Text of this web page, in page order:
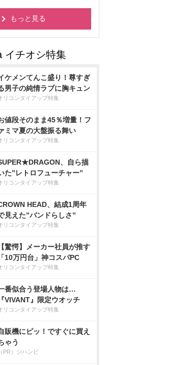
もっと見る
ケメンてんこ盛り！尊すぎ
男子の純情ラブに胸キュン
リコンタイアップ特集
値段そのまま45％増量！フ
ミマ夏の大盤振る舞い
リコンタイアップ特集
、自ら描
た”レトロフューチャー”
リコンタイアップ特集
HEAD、結成1周年
見えた”バンドらしさ”
リコンタイアップ特集
【驚愕】メーカー社員が推す
「10万円台」神コスパPC
リコンタイアップ特集
番似合う登場人物は…
『VIVANT』限定ウオッチ
リコンタイアップ特集
販機にピッ！ですぐに買え
ゃう
（PR）ジハンピ